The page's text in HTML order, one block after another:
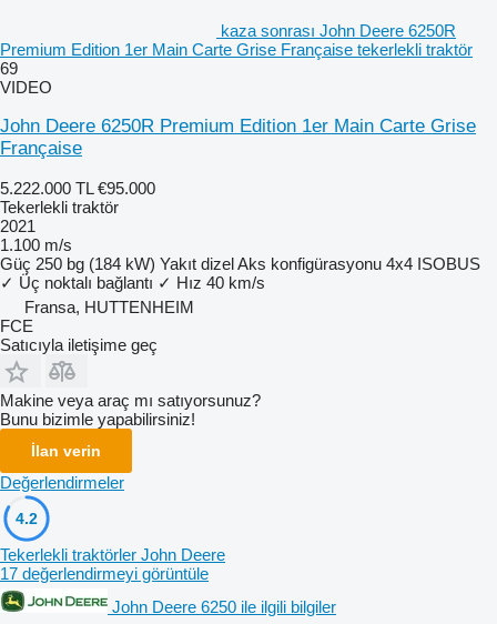
kaza sonrası John Deere 6250R
Premium Edition 1er Main Carte Grise Française tekerlekli traktör
69
VIDEO
John Deere 6250R Premium Edition 1er Main Carte Grise
Française
5.222.000 TL €95.000
Tekerlekli traktör
2021
1.100 m/s
Güç 250 bg (184 kW) Yakıt dizelAks konfigürasyonu 4x4 ISOBUS
✓ Üç noktalı bağlantı ✓ Hız 40 km/s
Fransa, HUTTENHEIM
FCE
Satıcıyla iletişime geç
Makine veya araç mı satıyorsunuz?
Bunu bizimle yapabilirsiniz!
İlan verin
Değerlendirmeler
4.2
Tekerlekli traktörler John Deere
17 değerlendirmeyi görüntüle
John Deere 6250 ile ilgili bilgiler